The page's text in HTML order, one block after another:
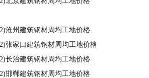
沧州建筑钢材周均工地价格
张家口建筑钢材周均工地价格
长治建筑钢材周均工地价格
邯郸建筑钢材周均工地价格